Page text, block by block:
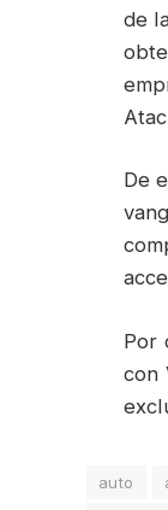
de
De
Por
con
auto